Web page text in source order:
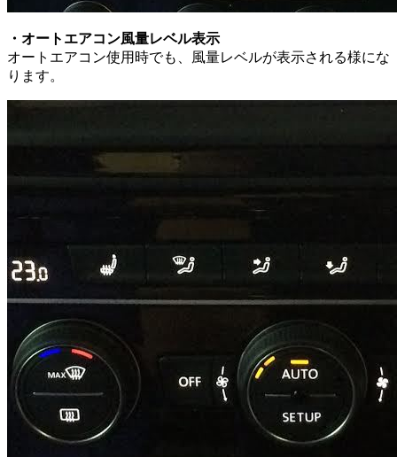
・オートエアコン風量レベル表示
オートエアコン使用時でも、風量レベルが表示される様にな
ります。